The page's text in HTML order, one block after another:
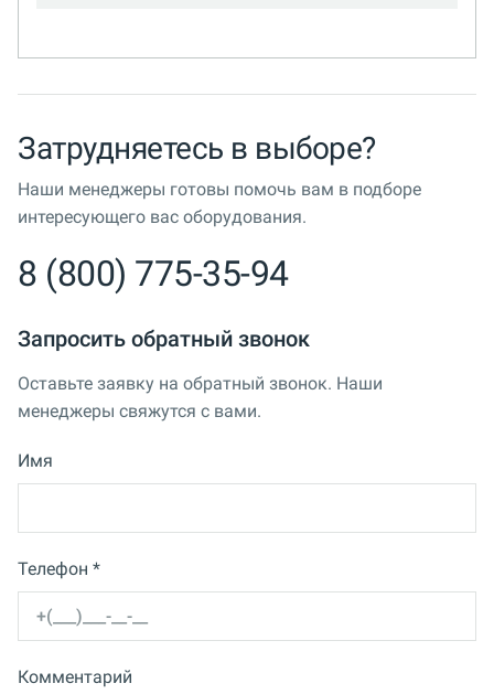
Затрудняетесь в выборе?
Наши менеджеры готовы помочь вам в подборе
интересующего вас оборудования.
8 (800) 775-35-94
Запросить обратный звонок
Оставьте заявку на обратный звонок. Наши
менеджеры свяжутся с вами.
Имя
Телефон *
Комментарий